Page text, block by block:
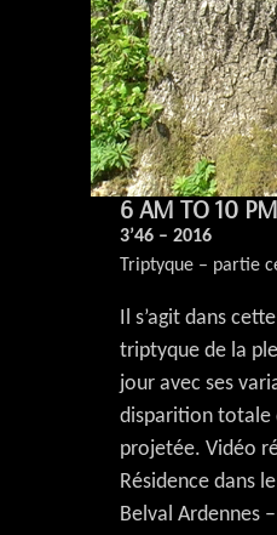
6 AM TO 10 PM
3’46 – 2016
Triptyque – partie
Il s’agit dans
triptyque de la
jour avec ses
disparition totale
projetée. Vidéo
Résidence dans
Belval Ardennes